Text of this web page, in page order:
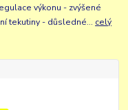
výkonu - zvýšené
tekutiny - důsledné... celý